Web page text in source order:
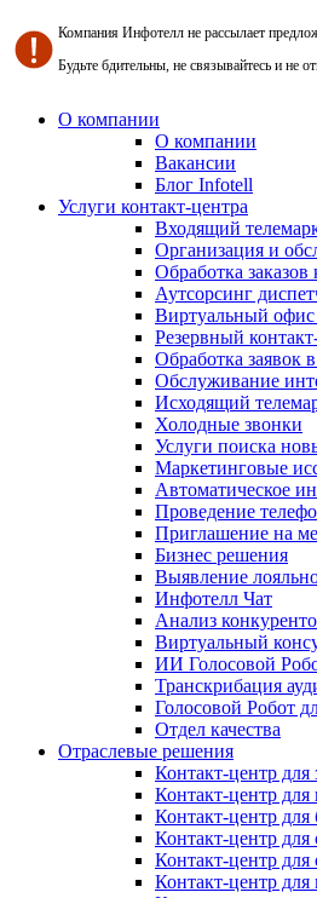
Компания Инфотелл не рассылает
Будьте бдительны, не связывайтесь и не
О компании
О компании
Вакансии
Блог Infotell
Услуги контакт-центра
Входящий
Организация и
Обработка заказов
Аутсорсинг
Виртуальный офис
Резервный
Обработка заявок
Обслуживание
Исходящий
Холодные звонки
Услуги поиска
Маркетинговые
Автоматическое
Проведение
Приглашение на
Бизнес решения
Выявление
Инфотелл Чат
Анализ
Виртуальный
ИИ Голосовой
Транскрибация
Голосовой Робот
Отдел качества
Отраслевые решения
Контакт-центр для
Контакт-центр для
Контакт-центр
Контакт-центр
Контакт-центр для
Контакт-центр